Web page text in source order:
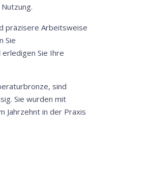
präzisere Arbeitsweise
Sie
erledigen Sie Ihre
sind
Sie wurden mit
Jahrzehnt in der Praxis